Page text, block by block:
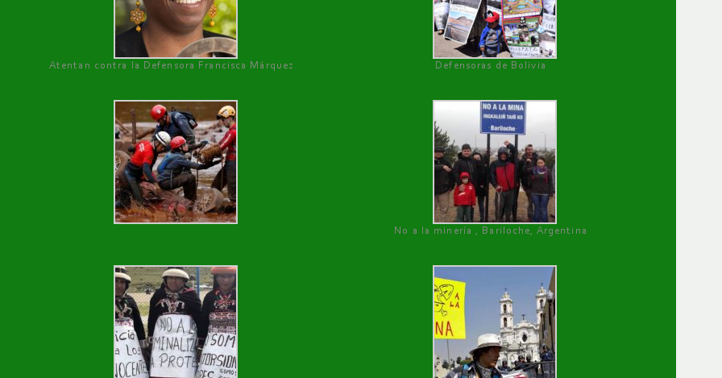
Atentan contra la Defensora Francisca Márquez Defensoras de Bolivia
No a la minería , Bariloche, Argentina